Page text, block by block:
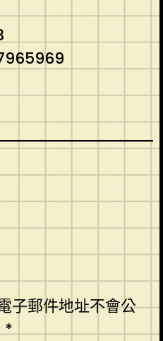
子郵件地址不會公
*